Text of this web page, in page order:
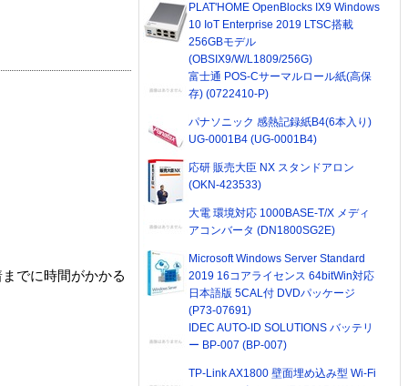
でに時間がかかる
PLAT'HOME OpenBlocks IX9 Windows
10 IoT Enterprise 2019 LTSC搭載
256GBモデル
(OBSIX9/W/L1809/256G)
富士通 POS-Cサーマルロール紙(高保
存) (0722410-P)
パナソニック 感熱記録紙B4(6本入り)
UG-0001B4 (UG-0001B4)
応研 販売大臣 NX スタンドアロン
(OKN-423533)
大電 環境対応 1000BASE-T/X メディ
アコンバータ (DN1800SG2E)
Microsoft Windows Server Standard
2019 16コアライセンス 64bitWin対応
日本語版 5CAL付 DVDパッケージ
(P73-07691)
IDEC AUTO-ID SOLUTIONS バッテリ
ー BP-007 (BP-007)
TP-Link AX1800 壁面埋め込み型 Wi-Fi